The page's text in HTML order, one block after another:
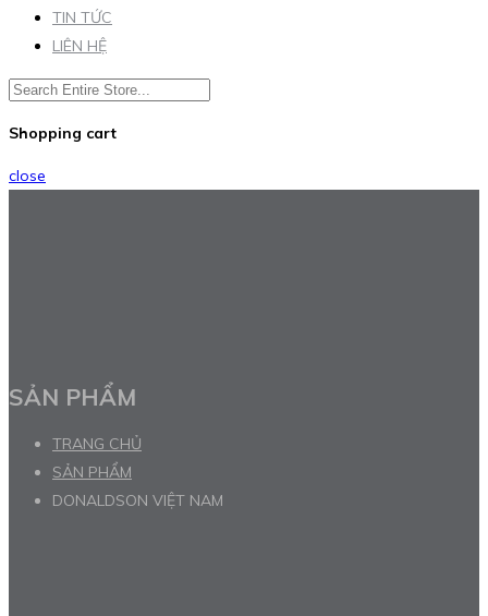
TIN TỨC
LIÊN HỆ
Shopping cart
close
SẢN PHẨM
TRANG CHỦ
SẢN PHẨM
DONALDSON VIỆT NAM